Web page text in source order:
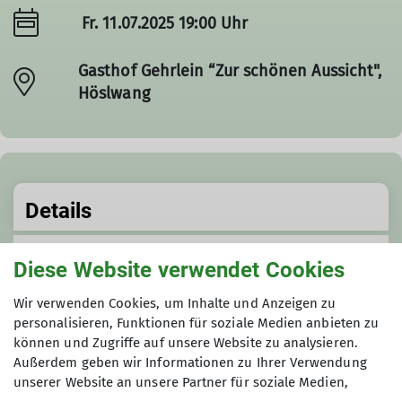
Fr. 11.07.2025 19:00 Uhr
Gasthof Gehrlein “Zur schönen Aussicht",
Höslwang
Details
Termindetails
Fr. 11.07.2025 19:00 Uhr
Unsere Veranstaltungsorte
Diese Website verwendet Cookies
Wir verwenden Cookies, um Inhalte und Anzeigen zu
personalisieren, Funktionen für soziale Medien anbieten zu
können und Zugriffe auf unsere Website zu analysieren.
Außerdem geben wir Informationen zu Ihrer Verwendung
unserer Website an unsere Partner für soziale Medien,